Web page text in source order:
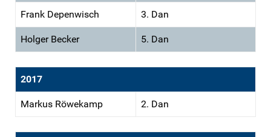
Frank Depenwisch 3. Dan
Holger Becker 5. Dan
2017
Markus Röwekamp 2. Dan